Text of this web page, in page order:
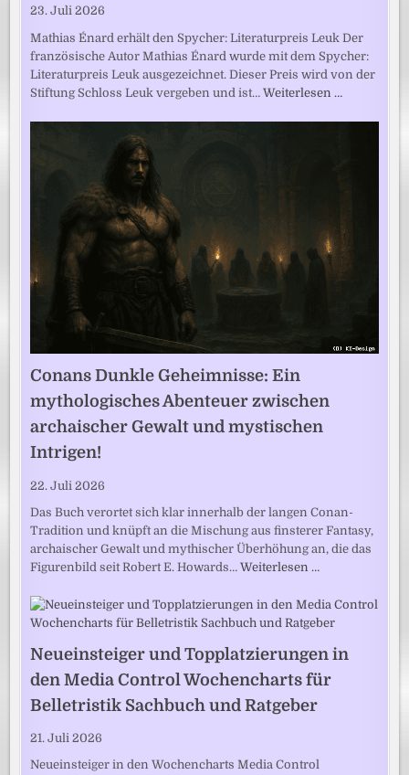
23. Juli 2026
Mathias Énard erhält den Spycher: Literaturpreis Leuk Der
französische Autor Mathias Énard wurde mit dem Spycher:
Literaturpreis Leuk ausgezeichnet. Dieser Preis wird von der
Stiftung Schloss Leuk vergeben und ist…Weiterlesen …
Conans Dunkle Geheimnisse: Ein
mythologisches Abenteuer zwischen
archaischer Gewalt und mystischen
Intrigen!
22. Juli 2026
Das Buch verortet sich klar innerhalb der langen Conan-
Tradition und knüpft an die Mischung aus finsterer Fantasy,
archaischer Gewalt und mythischer Überhöhung an, die das
Figurenbild seit Robert E. Howards…Weiterlesen …
Neueinsteiger und Topplatzierungen in
den Media Control Wochencharts für
Belletristik Sachbuch und Ratgeber
21. Juli 2026
Neueinsteiger in den Wochencharts Media Control